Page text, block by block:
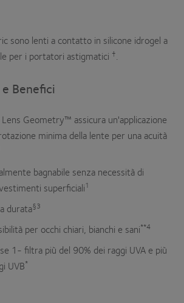
sono lenti a contatto in silicone idrogel a
per i portatori astigmatici †.
Benefici
Geometry™ assicura un'applicazione
minima della lente per una acuità
bagnabile senza necessità di
superficiali1
durata§3
per occhi chiari, bianchi e sani**4
1- filtra più del 90% dei raggi UVA e più
UVB*